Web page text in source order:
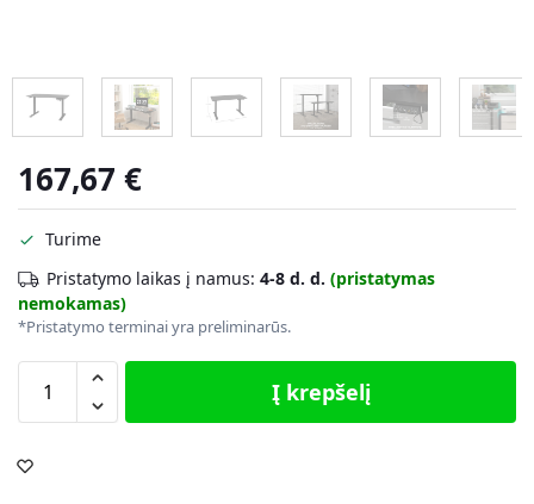
167,67 €
Turime
Pristatymo laikas į namus: 4-8 d. d. (pristatymas
nemokamas)
*Pristatymo terminai yra preliminarūs.
Į krepšelį